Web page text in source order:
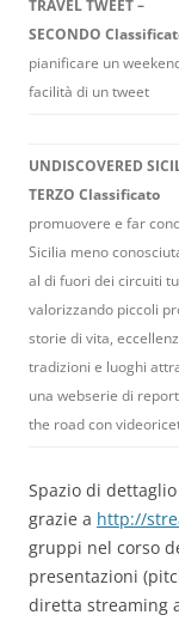
TRAVEL TWEET –
SECONDO
pianificare un
facilità di un tweet
UNDISCOVERED
TERZO Classificato
promuovere e far
Sicilia meno
al di fuori dei circuiti
valorizzando piccoli
storie di vita,
tradizioni e luoghi
una webserie di
the road con
Spazio di
grazie a http://
gruppi nel corso
presentazioni
diretta streaming